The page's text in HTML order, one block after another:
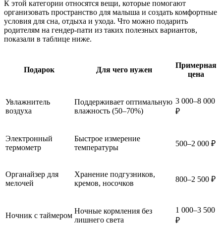
К этой категории относятся вещи, которые помогают
организовать пространство для малыша и создать комфортные
условия для сна, отдыха и ухода. Что можно подарить
родителям на гендер-пати из таких полезных вариантов,
показали в таблице ниже.
Подарок Для чего нужен
Примерная
цена
Увлажнитель
воздуха
Поддерживает оптимальную
влажность (50–70%)
3 000–8 000
₽
Электронный
термометр
Быстрое измерение
температуры
500–2 000 ₽
Органайзер для
мелочей
Хранение подгузников,
кремов, носочков
800–2 500 ₽
Ночник с таймером
Ночные кормления без
лишнего света
1 000–3 500
₽